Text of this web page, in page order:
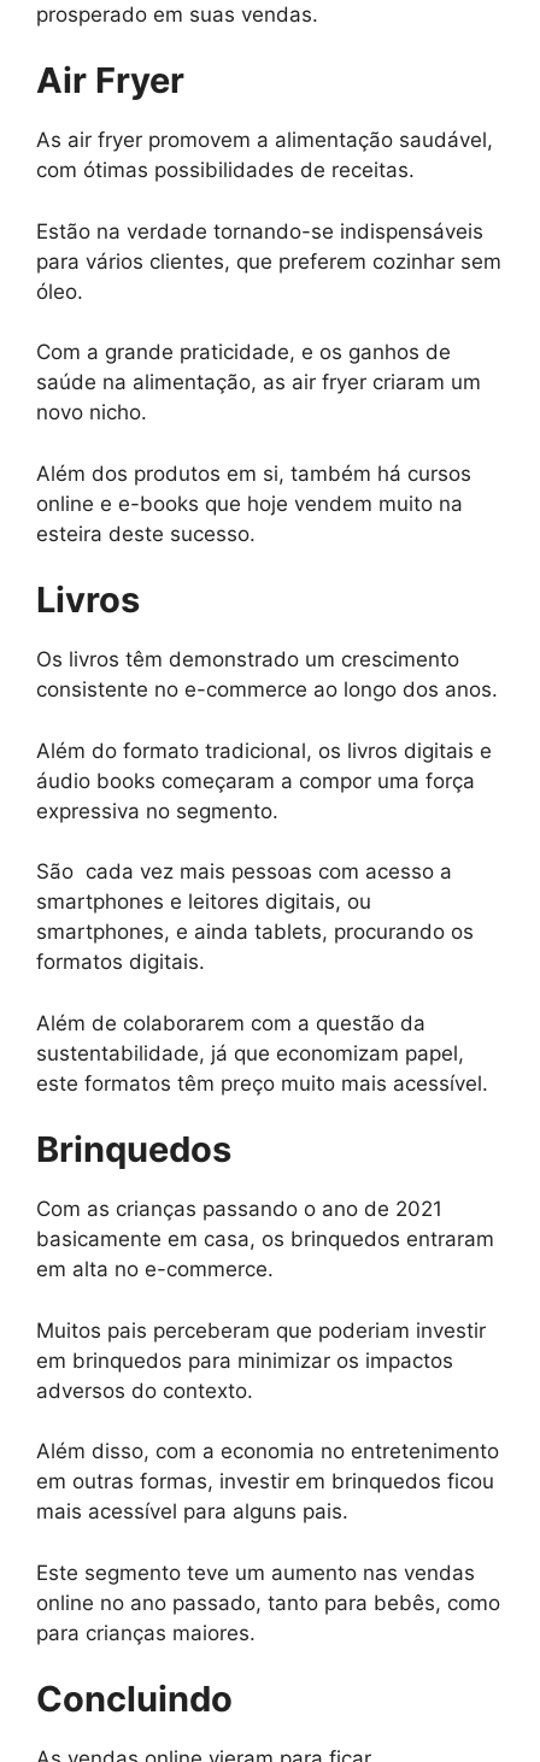
prosperado em suas vendas.
Air Fryer
As air fryer promovem a alimentação saudável,
com ótimas possibilidades de receitas.
Estão na verdade tornando-se indispensáveis
para vários clientes, que preferem cozinhar sem
óleo.
Com a grande praticidade, e os ganhos de
saúde na alimentação, as air fryer criaram um
novo nicho.
Além dos produtos em si, também há cursos
online e e-books que hoje vendem muito na
esteira deste sucesso.
Livros
Os livros têm demonstrado um crescimento
consistente no e-commerce ao longo dos anos.
Além do formato tradicional, os livros digitais e
áudio books começaram a compor uma força
expressiva no segmento.
São cada vez mais pessoas com acesso a
smartphones e leitores digitais, ou
smartphones, e ainda tablets, procurando os
formatos digitais.
Além de colaborarem com a questão da
sustentabilidade, já que economizam papel,
este formatos têm preço muito mais acessível.
Brinquedos
Com as crianças passando o ano de 2021
basicamente em casa, os brinquedos entraram
em alta no e-commerce.
Muitos pais perceberam que poderiam investir
em brinquedos para minimizar os impactos
adversos do contexto.
Além disso, com a economia no entretenimento
em outras formas, investir em brinquedos ficou
mais acessível para alguns pais.
Este segmento teve um aumento nas vendas
online no ano passado, tanto para bebês, como
para crianças maiores.
Concluindo